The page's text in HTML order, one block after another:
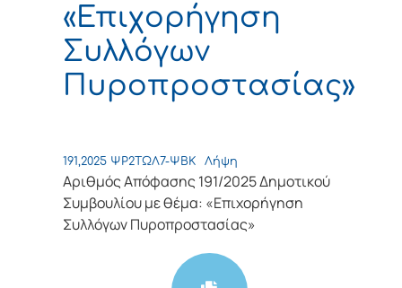
«Επιχορήγηση
Συλλόγων
Πυροπροστασίας»
191,2025 ΨΡ2ΤΩΛ7-ΨΒΚ Λήψη
Αριθμός Απόφασης 191/2025 Δημοτικού
Συμβουλίου με θέμα: «Επιχορήγηση
Συλλόγων Πυροπροστασίας»